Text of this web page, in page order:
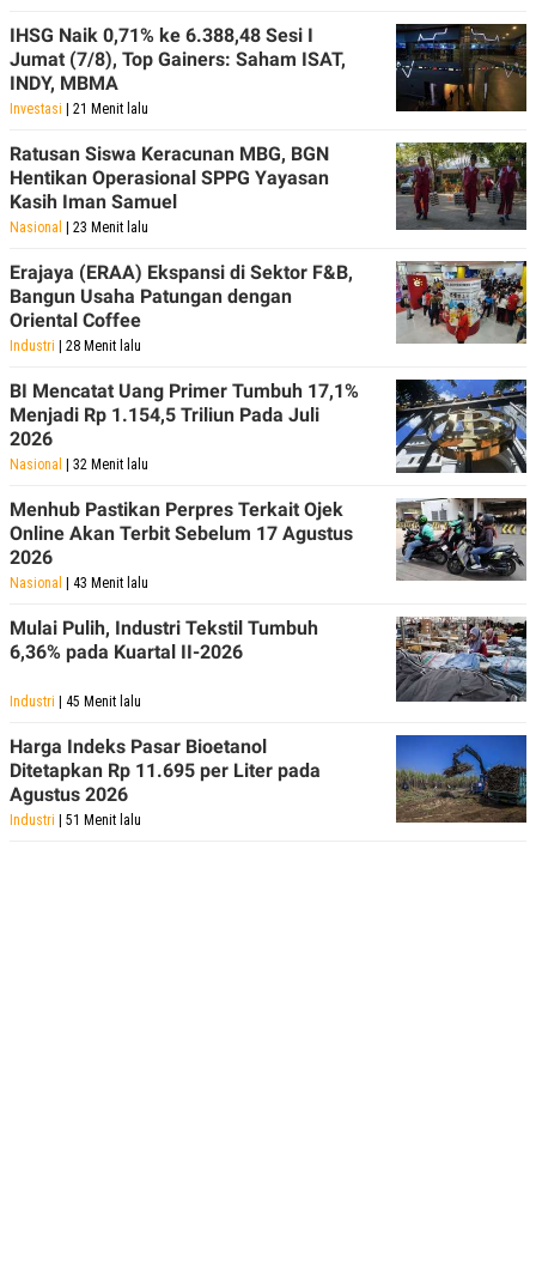
IHSG Naik 0,71% ke 6.388,48 Sesi I
Jumat (7/8), Top Gainers: Saham ISAT,
INDY, MBMA
Investasi | 21 Menit lalu
Ratusan Siswa Keracunan MBG, BGN
Hentikan Operasional SPPG Yayasan
Kasih Iman Samuel
Nasional | 23 Menit lalu
Erajaya (ERAA) Ekspansi di Sektor F&B,
Bangun Usaha Patungan dengan
Oriental Coffee
Industri | 28 Menit lalu
BI Mencatat Uang Primer Tumbuh 17,1%
Menjadi Rp 1.154,5 Triliun Pada Juli
2026
Nasional | 32 Menit lalu
Menhub Pastikan Perpres Terkait Ojek
Online Akan Terbit Sebelum 17 Agustus
2026
Nasional | 43 Menit lalu
Mulai Pulih, Industri Tekstil Tumbuh
6,36% pada Kuartal II-2026
Industri | 45 Menit lalu
Harga Indeks Pasar Bioetanol
Ditetapkan Rp 11.695 per Liter pada
Agustus 2026
Industri | 51 Menit lalu